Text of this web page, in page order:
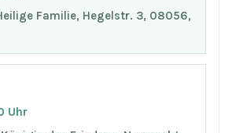
Familie, Hegelstr. 3, 08056,
Uhr